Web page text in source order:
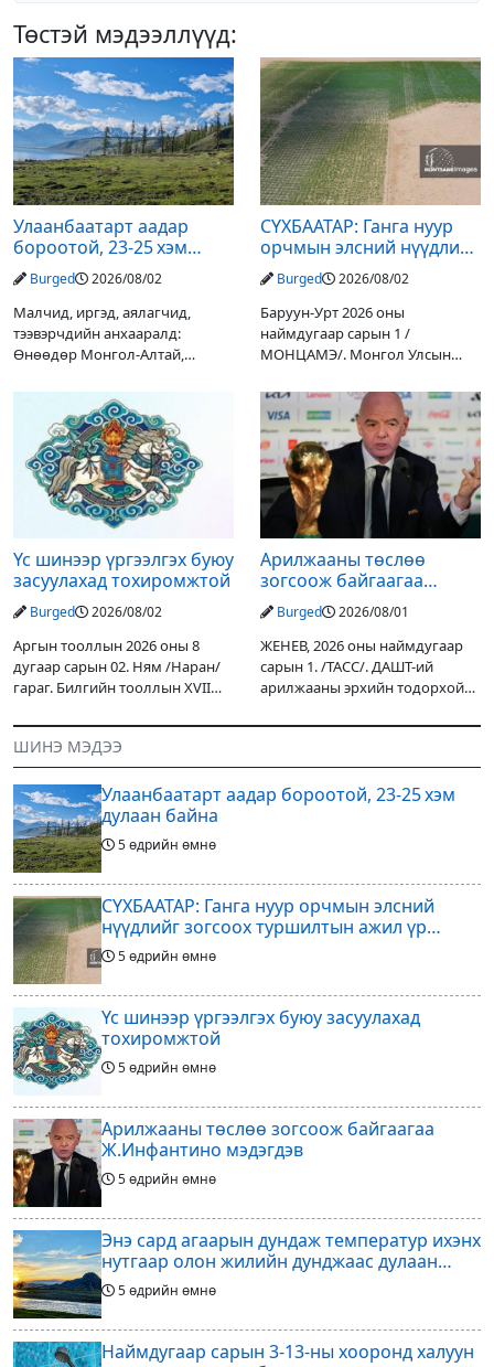
Төстэй мэдээллүүд:
Улаанбаатарт аадар
бороотой, 23-25 хэм
дулаан байна
Burged 2026/08/02
Малчид, иргэд, аялагчид,
тээвэрчдийн анхааралд:
Өнөөдөр Монгол-Алтай,
уулархаг нутгаар бороо, дуу
цахилгаантай аадар бороо
орох тул голуудын усны
түвшин нэмэгдэх, нөөлөг
СҮХБААТАР: Ганга нуур
орчмын элсний нүүдлийг
зогсоох туршилтын ажил
үр дүнгээ өгч эхэлжээ
Burged 2026/08/02
Баруун-Урт 2026 оны
наймдугаар сарын 1 /
МОНЦАМЭ/. Монгол Улсын
Дарьгангын Ганга нуурыг
сэргээн, хамгаалах төслийг
улсын төсвийн хөрөнгө
оруулалтаар хийж буй.
Төслийн
Үс шинээр үргээлгэх буюу
засуулахад тохиромжтой
Burged 2026/08/02
Аргын тооллын 2026 оны 8
дугаар сарын 02. Ням /Наран/
гараг. Билгийн тооллын XVII
гал Морин жилийн Зуны адаг
хөхөгчин хонь сарын шинийн
19, Адъяа /Асралт/
Арилжааны төслөө
зогсоож байгаагаа
Ж.Инфантино мэдэгдэв
Burged 2026/08/01
ЖЕНЕВ, 2026 оны наймдугаар
сарын 1. /ТАСС/. ДАШТ-ий
арилжааны эрхийн тодорхой
оруулагчдад худалдах
шийдвэрлэснээ ФИФА-гийн
ерөнхийлөгч Жанни
ШИНЭ МЭДЭЭ
Улаанбаатарт аадар бороотой, 23-25 хэм
дулаан байна
5 өдрийн өмнө
СҮХБААТАР: Ганга нуур орчмын элсний
нүүдлийг зогсоох туршилтын ажил үр
дүнгээ өгч эхэлжээ
5 өдрийн өмнө
Үс шинээр үргээлгэх буюу засуулахад
тохиромжтой
5 өдрийн өмнө
Арилжааны төслөө зогсоож байгаагаа
Ж.Инфантино мэдэгдэв
5 өдрийн өмнө
Энэ сард агаарын дундаж температур ихэнх
нутгаар олон жилийн дунджаас дулаан
байна
5 өдрийн өмнө
Наймдугаар сарын 3-13-ны хооронд халуун